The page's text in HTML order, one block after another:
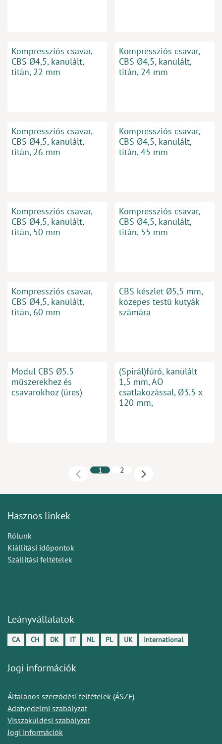
Kompressziós csavar,
CBS Ø4,5, kanülált,
titán, 22 mm
Kompressziós csavar,
CBS Ø4,5, kanülált,
titán, 24 mm
Kompressziós csavar,
CBS Ø4,5, kanülált,
titán, 26 mm
Kompressziós csavar,
CBS Ø4,5, kanülált,
titán, 45 mm
Kompressziós csavar,
CBS Ø4,5, kanülált,
titán, 50 mm
Kompressziós csavar,
CBS Ø4,5, kanülált,
titán, 55 mm
Kompressziós csavar,
CBS Ø4,5, kanülált,
titán, 60 mm
CBS készlet Ø5,5 mm,
közepes testű kutyák
számára
Modul CBS Ø5.5
műszerekhez és
csavarokhoz (üres)
(Spirál)fúró, kanülált
1,5 mm, AO
csatlakozással, Ø3.5 x
120 mm,
1 2
Hasznos linkek
Rólunk
Kiállítási időpontok
Szállítási feltételek
Leányvállalatok
CA CH DK IT NL PL UK International
Jogi információk
Általános szerződési feltételek (ÁSZF)
Adatvédelmi szabályzat
Visszaküldési szabályzat
Jogi információk